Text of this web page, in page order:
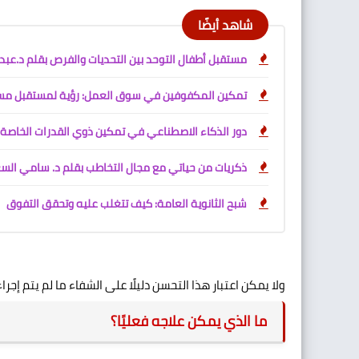
شاهد أيضًا
مستقبل أطفال التوحد بين التحديات والفرص بقلم
تمكين المكفوفين في سوق العمل: رؤية لمستقبل
دور الذكاء الاصطناعي في تمكين ذوي القدرات
ذكريات من حياتي مع مجال التخاطب بقلم د. سامي
شبح الثانوية العامة: كيف تتغلب عليه وتحقق التفوق
ولا يمكن اعتبار هذا التحسن دليلًا على الشفاء ما لم يتم
ما الذي يمكن علاجه فعليًا؟